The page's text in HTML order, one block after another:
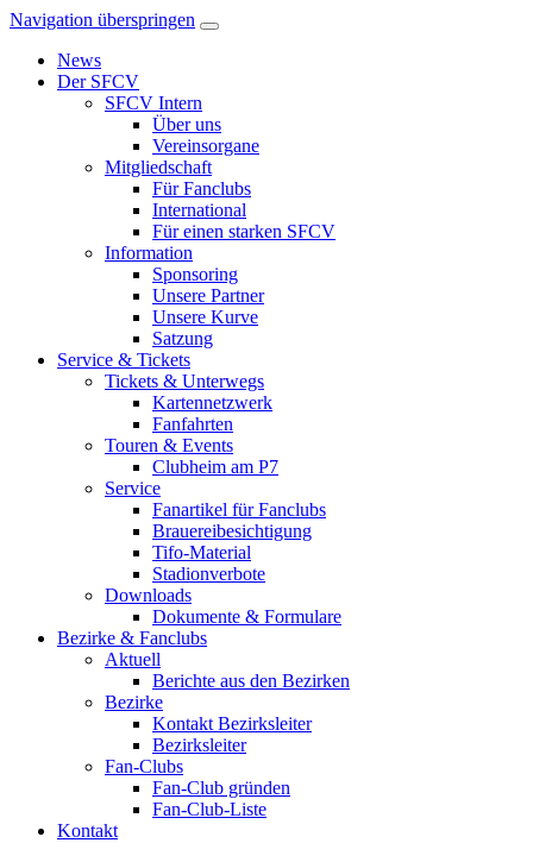
Navigation überspringen
News
Der SFCV
SFCV Intern
Über uns
Vereinsorgane
Mitgliedschaft
Für Fanclubs
International
Für einen starken SFCV
Information
Sponsoring
Unsere Partner
Unsere Kurve
Satzung
Service & Tickets
Tickets & Unterwegs
Kartennetzwerk
Fanfahrten
Touren & Events
Clubheim am P7
Service
Fanartikel für Fanclubs
Brauereibesichtigung
Tifo-Material
Stadionverbote
Downloads
Dokumente & Formulare
Bezirke & Fanclubs
Aktuell
Berichte aus den Bezirken
Bezirke
Kontakt Bezirksleiter
Bezirksleiter
Fan-Clubs
Fan-Club gründen
Fan-Club-Liste
Kontakt